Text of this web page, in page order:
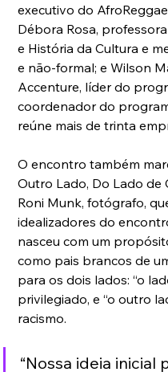
executivo do
Débora Rosa,
e História da Cultura e
e não-formal; e Wilson
Accenture, líder do
coordenador do
reúne mais de trinta
O encontro também
Outro Lado, Do Lado de
Roni Munk, fotógrafo,
idealizadores do
nasceu com um
como pais brancos de
para os dois lados: “o
privilegiado, e “o outro
racismo.
“Nossa ideia